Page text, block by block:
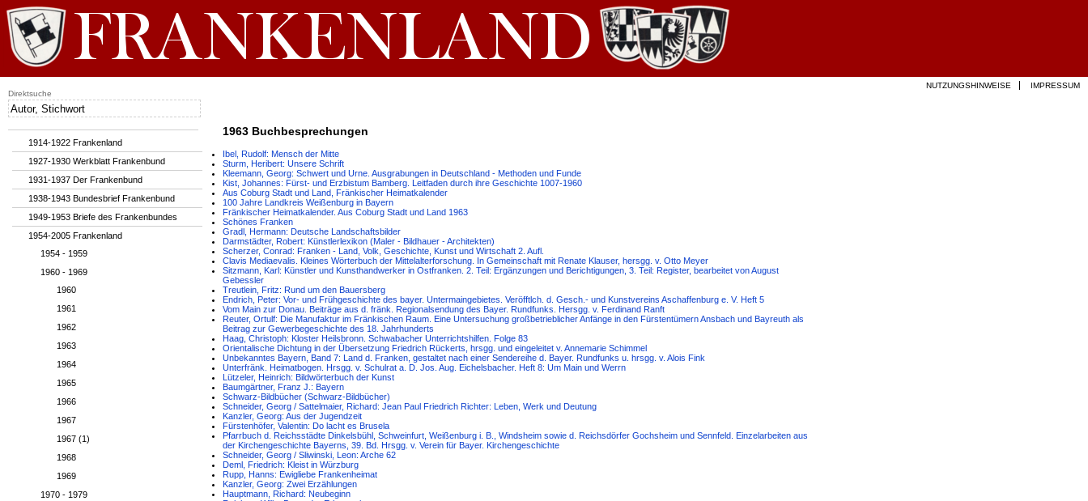
1963 Buchbesprechungen
Ibel, Rudolf: Mensch der Mitte
Sturm, Heribert: Unsere Schrift
Kleemann, Georg: Schwert und Urne. Ausgrabungen in Deutschland - Methoden und Funde
Kist, Johannes: Fürst- und Erzbistum Bamberg. Leitfaden durch ihre Geschichte 1007-1960
Aus Coburg Stadt und Land, Fränkischer Heimatkalender
100 Jahre Landkreis Weißenburg in Bayern
Fränkischer Heimatkalender. Aus Coburg Stadt und Land 1963
Schönes Franken
Gradl, Hermann: Deutsche Landschaftsbilder
Darmstädter, Robert: Künstlerlexikon (Maler - Bildhauer - Architekten)
Scherzer, Conrad: Franken - Land, Volk, Geschichte, Kunst und Wirtschaft 2. Aufl.
Clavis Mediaevalis. Kleines Wörterbuch der Mittelalterforschung. In Gemeinschaft mit Renate Klauser, hersgg. v. Otto Meyer
Sitzmann, Karl: Künstler und Kunsthandwerker in Ostfranken. 2. Teil: Ergänzungen und Berichtigungen, 3. Teil: Register, bearbeitet von August
Gebessler
Treutlein, Fritz: Rund um den Bauersberg
Endrich, Peter: Vor- und Frühgeschichte des bayer. Untermaingebietes. Veröfftlch. d. Gesch.- und Kunstvereins Aschaffenburg e. V. Heft 5
Vom Main zur Donau. Beiträge aus d. fränk. Regionalsendung des Bayer. Rundfunks. Hersgg. v. Ferdinand Ranft
Reuter, Ortulf: Die Manufaktur im Fränkischen Raum. Eine Untersuchung großbetrieblicher Anfänge in den Fürstentümern Ansbach und Bayreuth als
Beitrag zur Gewerbegeschichte des 18. Jahrhunderts
Haag, Christoph: Kloster Heilsbronn. Schwabacher Unterrichtshilfen. Folge 83
Orientalische Dichtung in der Übersetzung Friedrich Rückerts, hrsgg. und eingeleitet v. Annemarie Schimmel
Unbekanntes Bayern, Band 7: Land d. Franken, gestaltet nach einer Sendereihe d. Bayer. Rundfunks u. hrsgg. v. Alois Fink
Unterfränk. Heimatbogen. Hrsgg. v. Schulrat a. D. Jos. Aug. Eichelsbacher. Heft 8: Um Main und Werrn
Lützeler, Heinrich: Bildwörterbuch der Kunst
Baumgärtner, Franz J.: Bayern
Schwarz-Bildbücher (Schwarz-Bildbücher)
Schneider, Georg / Sattelmaier, Richard: Jean Paul Friedrich Richter: Leben, Werk und Deutung
Kanzler, Georg: Aus der Jugendzeit
Fürstenhöfer, Valentin: Do lacht es Brusela
Pfarrbuch d. Reichsstädte Dinkelsbühl, Schweinfurt, Weißenburg i. B., Windsheim sowie d. Reichsdörfer Gochsheim und Sennfeld. Einzelarbeiten aus
der Kirchengeschichte Bayerns, 39. Bd. Hrsgg. v. Verein für Bayer. Kirchengeschichte
Schneider, Georg / Sliwinski, Leon: Arche 62
Deml, Friedrich: Kleist in Würzburg
Rupp, Hanns: Ewigliebe Frankenheimat
Kanzler, Georg: Zwei Erzählungen
Hauptmann, Richard: Neubeginn
1914-1922 Frankenland
1927-1930 Werkblatt Frankenbund
1931-1937 Der Frankenbund
1938-1943 Bundesbrief Frankenbund
1949-1953 Briefe des Frankenbundes
1954-2005 Frankenland
1954 - 1959
1960 - 1969
1960
1961
1962
1963
1964
1965
1966
1967
1967 (1)
1968
1969
1970 - 1979
NUTZUNGSHINWEISE
IMPRESSUM
Direktsuche